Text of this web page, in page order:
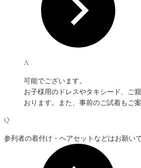
A
可能でございます。
お子様用のドレスやタキシード、ご
おります。また、事前のご試着もご
Q
参列者の着付け・ヘアセットなどはお願い